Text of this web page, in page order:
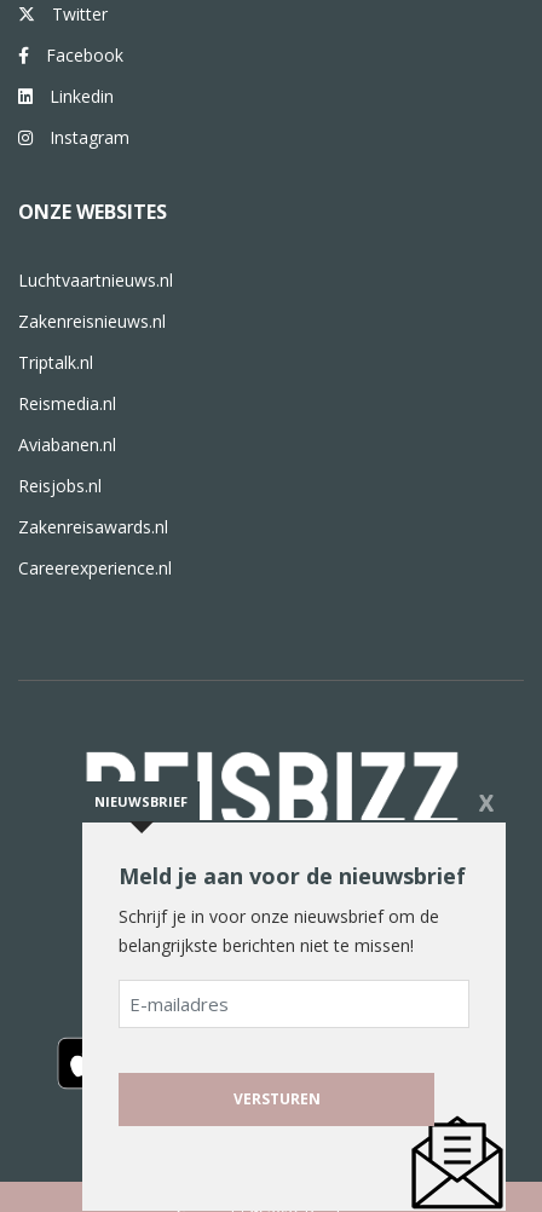
Twitter
Facebook
Linkedin
Instagram
ONZE WEBSITES
Luchtvaartnieuws.nl
Zakenreisnieuws.nl
Triptalk.nl
Reismedia.nl
Aviabanen.nl
Reisjobs.nl
Zakenreisawards.nl
Careerexperience.nl
De reiswereld in woord en beeld
NIEUWSBRIEF X
Meld je aan voor de nieuwsbrief
Schrijf je in voor onze nieuwsbrief om de
belangrijkste berichten niet te missen!
E-
mailadres